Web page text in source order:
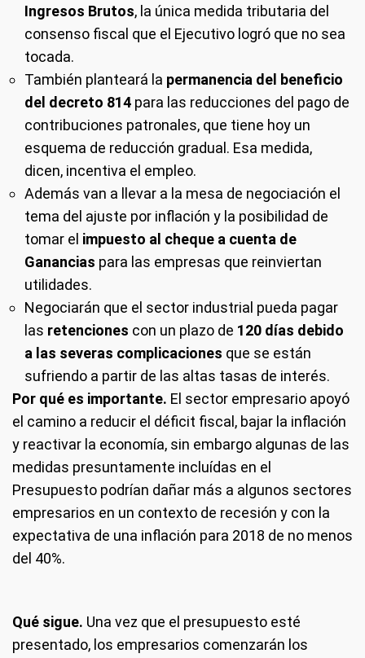
Ingresos Brutos, la única medida tributaria del
consenso fiscal que el Ejecutivo logró que no sea
tocada.
También planteará la permanencia del beneficio
del decreto 814 para las reducciones del pago de
contribuciones patronales, que tiene hoy un
esquema de reducción gradual. Esa medida,
dicen, incentiva el empleo.
Además van a llevar a la mesa de negociación el
tema del ajuste por inflación y la posibilidad de
tomar el impuesto al cheque a cuenta de
Ganancias para las empresas que reinviertan
utilidades.
Negociarán que el sector industrial pueda pagar
las retenciones con un plazo de 120 días debido
a las severas complicaciones que se están
sufriendo a partir de las altas tasas de interés.
Por qué es importante. El sector empresario apoyó
el camino a reducir el déficit fiscal, bajar la inflación
y reactivar la economía, sin embargo algunas de las
medidas presuntamente incluídas en el
Presupuesto podrían dañar más a algunos sectores
empresarios en un contexto de recesión y con la
expectativa de una inflación para 2018 de no menos
del 40%.
Qué sigue. Una vez que el presupuesto esté
presentado, los empresarios comenzarán los